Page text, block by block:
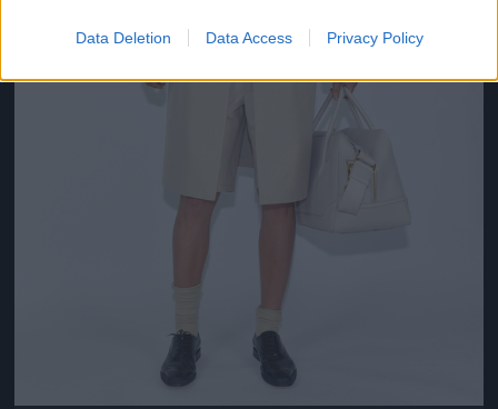
Data Deletion Data Access Privacy Policy